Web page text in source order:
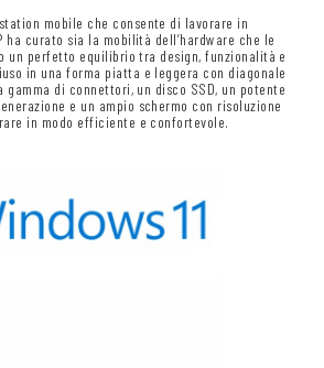
mobile che consente di lavorare in
ha curato sia la mobilità dell’hardware che le
un perfetto equilibrio tra design, funzionalità e
in una forma piatta e leggera con diagonale
gamma di connettori, un disco SSD, un potente
e un ampio schermo con risoluzione
in modo efficiente e confortevole.